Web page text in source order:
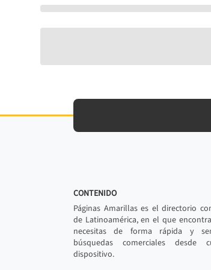
CONTENIDO
Páginas Amarillas es el directorio
de Latinoamérica, en el que
necesitas de forma rápida y
búsquedas comerciales desde
dispositivo.